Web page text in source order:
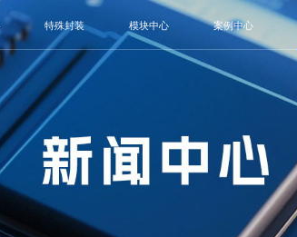
特殊封装 模块中心 案例中心